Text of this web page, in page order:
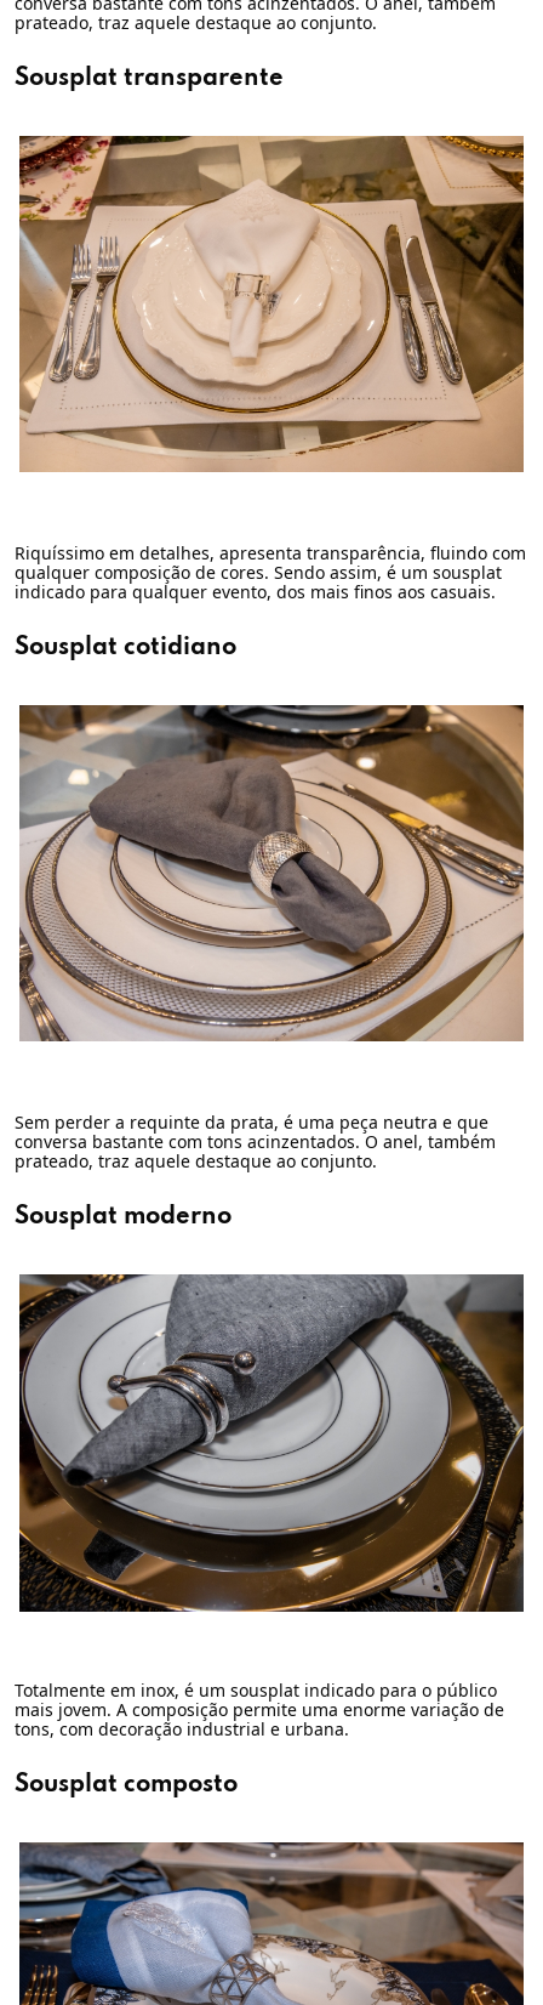
prateado, traz aquele destaque ao conjunto.
Sousplat transparente
Riquíssimo em detalhes, apresenta transparência, fluindo com
qualquer composição de cores. Sendo assim, é um sousplat
indicado para qualquer evento, dos mais finos aos casuais.
Sousplat cotidiano
Sem perder a requinte da prata, é uma peça neutra e que
conversa bastante com tons acinzentados. O anel, também
prateado, traz aquele destaque ao conjunto.
Sousplat moderno
Totalmente em inox, é um sousplat indicado para o público
mais jovem. A composição permite uma enorme variação de
tons, com decoração industrial e urbana.
Sousplat composto